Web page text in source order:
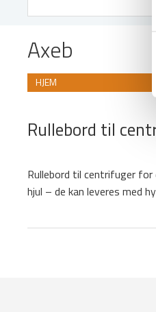
efter
Axeb
HJEM
Rullebord til
Rullebord til centrifuger for
hjul – de kan leveres med